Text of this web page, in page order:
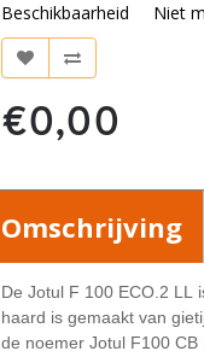
Beschikbaarheid
Niet
€0,00
Omschrijving
De Jotul F 100 ECO.2 LL
haard is gemaakt van
de noemer Jotul F100